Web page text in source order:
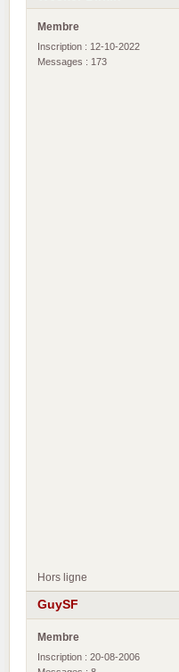
Membre
Inscription : 12-10-2022
Messages : 173
Hors ligne
GuySF
Membre
Inscription : 20-08-2006